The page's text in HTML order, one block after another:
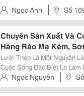
Ngoc Anh Số
Chuyên Sản Xuất Và
Hàng Rào Mạ Kẽm,
Lưới Thép Là Một Nguyên
Cuộc Sống Đặc Biệt Là Làm
Của Mình Chống Khỏi
Cách Các Không Gian Sao
Ngọc Nguyễn